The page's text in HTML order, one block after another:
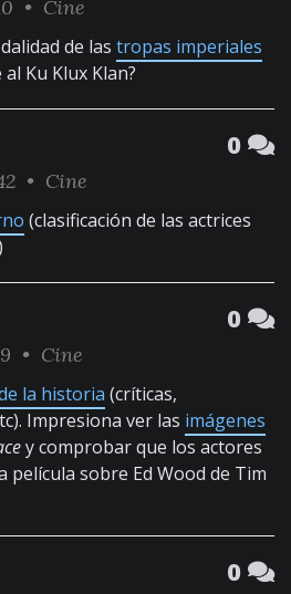
• Cine
de las tropas imperiales
Ku Klux Klan?
0
• Cine
(clasificación de las actrices
0
• Cine
la historia (críticas,
Impresiona ver las imágenes
y comprobar que los actores
película sobre Ed Wood de Tim
0